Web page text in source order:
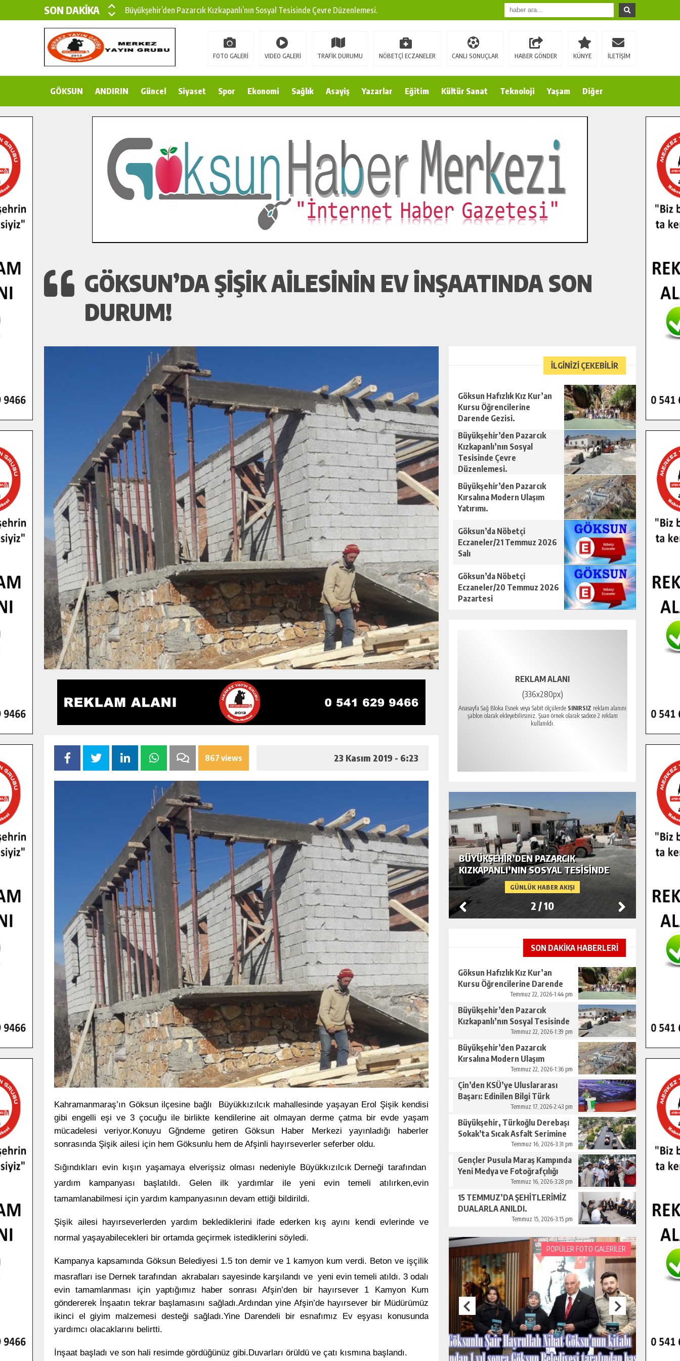
SON DAKİKA
Büyükşehir’den Pazarcık Kızkapanlı’nın Sosyal Tesisinde Çevre Düzenlemesi.
Büyükşehir’den Pazarcık Kırsalına Modern Ulaşım Yatırımı.
Çin’den KSÜ’ye Uluslararası Başarı: Edinilen Bilgi Türk Tarımına Katkı Sağlayacak.
Gençler Pusula Maraş Kampında Yeni Medya ve Fotoğrafçılığı Keşfetti.
İlçe Jandarma Komutanı Karakaya’dan Başkan Cüce’ye Veda Ziyareti.
Bertiz’in Yeni Köprüsünde Sona Doğru.
FOTO GALERİ VIDEO GALERİ TRAFİK DURUMU NÖBETÇİ ECZANELER CANLI SONUÇLAR HABER GÖNDER KÜNYE İLETİŞİM
GÖKSUN ANDIRIN Güncel Siyaset Spor Ekonomi Sağlık Asayiş Yazarlar Eğitim Kültür Sanat Teknoloji Yaşam Diğer
GÖKSUN’DA ŞIŞIK AILESININ EV İNŞAATINDA SON
DURUM!
867 views 23 Kasım 2019 - 6:23
Kahramanmaraş’ın Göksun ilçesine bağlı Büyükkızılcık mahallesinde yaşayan Erol Şişik kendisi
gibi engelli eşi ve 3 çocuğu ile birlikte kendilerine ait olmayan derme çatma bir evde yaşam
mücadelesi veriyor.Konuyu Gğndeme getiren Göksun Haber Merkezi yayınladığı haberler
sonrasında Şişik ailesi için hem Göksunlu hem de Afşinli hayırseverler seferber oldu.
Sığındıkları evin kışın yaşamaya elverişsiz olması nedeniyle Büyükkızılcık Derneği tarafından
yardım kampanyası başlatıldı. Gelen ilk yardımlar ile yeni evin temeli atılırken,evin
tamamlanabilmesi için yardım kampanyasının devam ettiği bildirildi.
Şişik ailesi hayırseverlerden yardım beklediklerini ifade ederken kış ayını kendi evlerinde ve
normal yaşayabilecekleri bir ortamda geçirmek istediklerini söyledi.
Kampanya kapsamında GöksunBelediyesi 1.5 ton demir ve 1 kamyon kum verdi. Beton ve işçilik
masrafları ise Dernek tarafından akrabaları sayesinde karşılandı ve yeni evin temeli atıldı. 3 odalı
evin tamamlanması için yaptığımız haber sonrası Afşin’den bir hayırsever 1 Kamyon Kum
göndererek İnşaatın tekrar başlamasını sağladı.Ardından yine Afşin’de hayırsever bir Müdürümüz
ikinci el giyim malzemesi desteği sağladı.Yine Darendeli bir esnafımız Ev eşyası konusunda
yardımcı olacaklarını belirtti.
İnşaat başladı ve son hali resimde gördüğünüz gibi.Duvarları örüldü ve çatı kısmına başlandı.
İLGİNİZİ ÇEKEBİLİR
Göksun Hafızlık Kız Kur’an
Kursu Öğrencilerine
Darende Gezisi.
Büyükşehir’den Pazarcık
Kızkapanlı’nın Sosyal
Tesisinde Çevre
Düzenlemesi.
Büyükşehir’den Pazarcık
Kırsalına Modern Ulaşım
Yatırımı.
Göksun’da Nöbetçi
Eczaneler/21 Temmuz 2026
Salı
Göksun’da Nöbetçi
Eczaneler/20 Temmuz 2026
Pazartesi
REKLAM ALANI
(336x280px)
Anasayfa Sağ Bloka Esnek veya Sabit ölçülerde SINIRSIZ reklam alanını
şablon olarak ekleyebilirsiniz. Şuan örnek olarak sadece 2 reklam
kullanıldı.
GÜNLÜK HABER AKIŞI
GENÇLER PUSULA MARAŞ KAMPINDA
YENI MEDYA VE FOTOĞRAFÇILIĞI
KEŞFETTI.
GÜNLÜK HABER AKIŞI
GÖKSUN HAFIZLIK KIZ KUR’AN KURSU
ÖĞRENCILERINE DARENDE GEZISI.
GÜNLÜK HABER AKIŞI
BÜYÜKŞEHIR’DEN PAZARCIK
KIZKAPANLI’NIN SOSYAL TESISINDE
ÇEVRE DÜZENLEMESI.
2 /10
SON DAKİKA HABERLERİ
Göksun Hafızlık Kız Kur’an
Kursu Öğrencilerine Darende
Temmuz 22, 2026-1:44 pm
Büyükşehir’den Pazarcık
Kızkapanlı’nın Sosyal Tesisinde
Çevre Düzenlemesi.Temmuz 22, 2026-1:39 pm
Büyükşehir’den Pazarcık
Kırsalına Modern Ulaşım
Temmuz 22, 2026-1:36 pm
Çin’den KSÜ’ye Uluslararası
Başarı: Edinilen Bilgi Türk
Tarımına Katkı Sağlayacak.
Temmuz 17, 2026-2:43 pm
Büyükşehir, Türkoğlu Derebaşı
Sokak’ta Sıcak Asfalt Serimine
Temmuz 16, 2026-3:31 pm
Gençler Pusula Maraş Kampında
Yeni Medya ve Fotoğrafçılığı
Temmuz 16, 2026-3:28 pm
15 TEMMUZ’DA ŞEHİTLERİMİZ
DUALARLA ANILDI.
Temmuz 15, 2026-3:15 pm
POPÜLER FOTO GALERİLER